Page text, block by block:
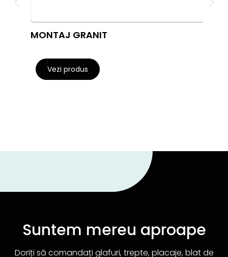
MONTAJ GRANIT
Vezi produs
Suntem mereu aproape
Doriți să comandați glafuri, trepte, placaje, blat de